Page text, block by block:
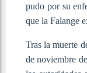
pudo por su
que la Falange
Tras la muerte
de noviembre